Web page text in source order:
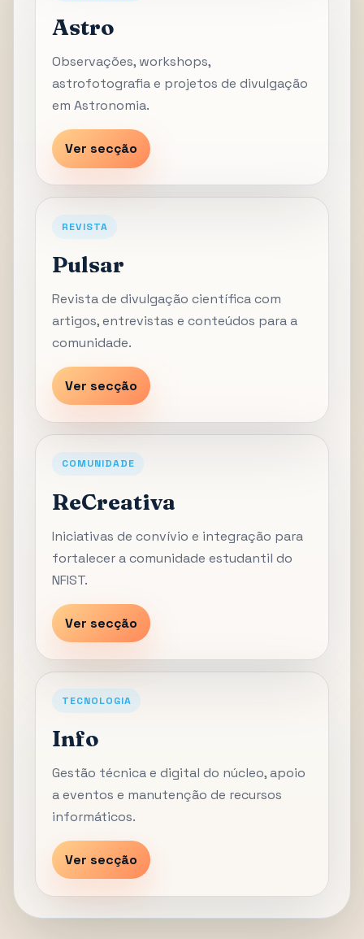
Astro
Observações, workshops,
astrofotografia e projetos de divulgação
em Astronomia.
Ver secção
REVISTA
Pulsar
Revista de divulgação científica com
artigos, entrevistas e conteúdos para a
comunidade.
Ver secção
COMUNIDADE
ReCreativa
Iniciativas de convívio e integração para
fortalecer a comunidade estudantil do
NFIST.
Ver secção
TECNOLOGIA
Info
Gestão técnica e digital do núcleo, apoio
a eventos e manutenção de recursos
informáticos.
Ver secção